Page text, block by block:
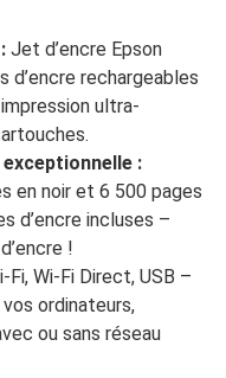
Jet d’encre Epson
d’encre rechargeables
ultra-
:
en noir et 6 500 pages
d’encre incluses –
!
Fi, Wi-Fi Direct, USB –
ordinateurs,
ou sans réseau